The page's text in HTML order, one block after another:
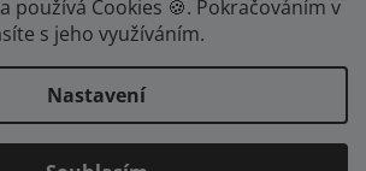
používá Cookies 🍪. Pokračováním v
s jeho využíváním.
Nastavení
YouTube, Facebooku i